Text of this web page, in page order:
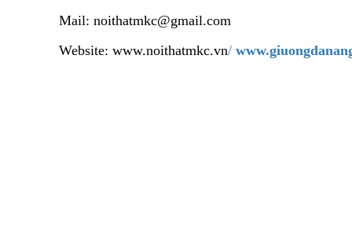
Mail: noithatmkc@gmail.com
Website: www.noithatmkc.vn/